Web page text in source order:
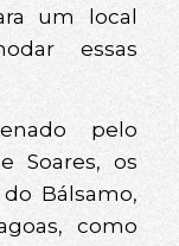
um local
essas
pelo
Soares, os
Bálsamo,
como